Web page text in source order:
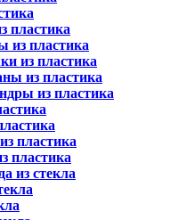
пластика
из пластика
из пластика
из пластика
из пластика
пластика
пластика
из стекла